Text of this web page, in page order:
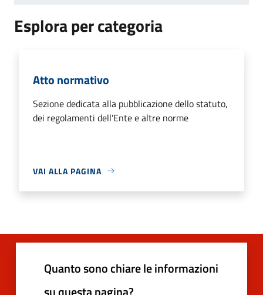
Esplora per categoria
Atto normativo
Sezione dedicata alla pubblicazione dello statuto,
dei regolamenti dell'Ente e altre norme
VAI ALLA PAGINA
Quanto sono chiare le informazioni